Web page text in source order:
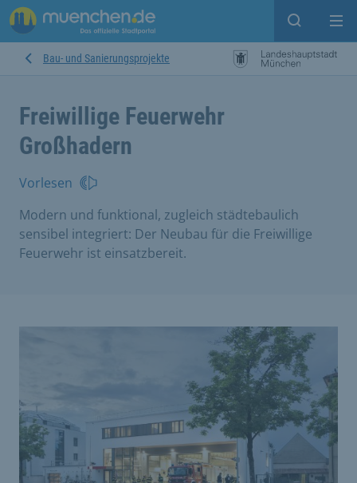
Suche
Bau- und Sanierungsprojekte
Freiwillige Feuerwehr
Großhadern
Vorlesen
Modern und funktional, zugleich städtebaulich
sensibel integriert: Der Neubau für die Freiwillige
Feuerwehr ist einsatzbereit.